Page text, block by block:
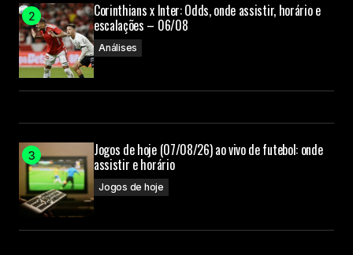
Corinthians x Inter: Odds, onde assistir, horário e
escalações – 06/08
Análises
Jogos de hoje (07/08/26) ao vivo de futebol: onde
assistir e horário
Jogos de hoje